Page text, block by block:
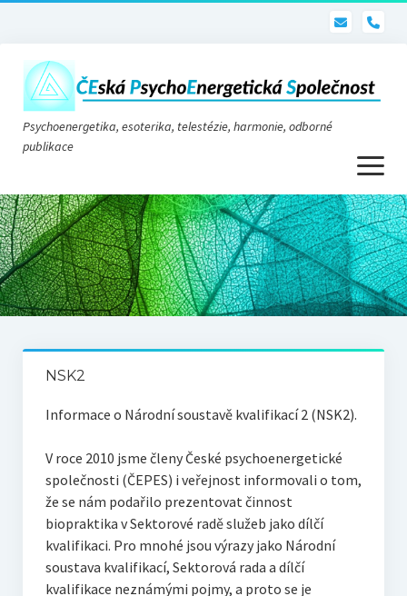
Psychoenergetika, esoterika, telestézie, harmonie, odborné
publikace
otevřít
menu
Psychoenergetika
O nás
O společnosti
Telestézie
O vodě ze studní
Proutkaření – historie
Telestézická prospekce
Kontakty
Kniha návštěv
NSK2
Informace o Národní soustavě kvalifikací 2 (NSK2).
V roce 2010 jsme členy České psychoenergetické
společnosti (ČEPES) i veřejnost informovali o tom,
že se nám podařilo prezentovat činnost
biopraktika v Sektorové radě služeb jako dílčí
kvalifikaci. Pro mnohé jsou výrazy jako Národní
soustava kvalifikací, Sektorová rada a dílčí
kvalifikace neznámými pojmy, a proto se je